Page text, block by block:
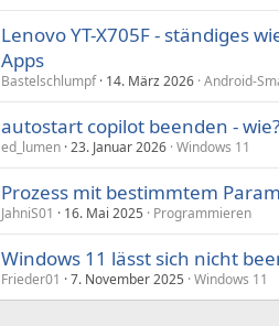
Lenovo YT-X705F - ständiges
Apps
Bastelschlumpf 14. März 2026 Android-
autostart copilot beenden - wie?
ed_lumen 23. Januar 2026 Windows 11
Prozess mit bestimmtem
JahniS01 16. Mai 2025 Programmieren
Windows 11 lässt sich nicht
Frieder01 7. November 2025 Windows 11